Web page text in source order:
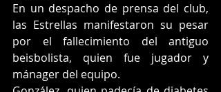
En un despacho de prensa del club,
las Estrellas manifestaron su pesar
por el fallecimiento del antiguo
beisbolista, quien fue jugador y
mánager del equipo.